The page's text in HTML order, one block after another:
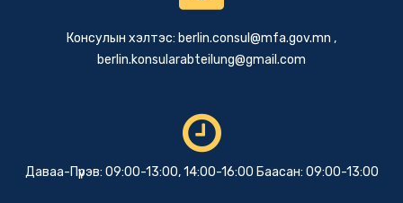
Консулын хэлтэс: berlin.consul@mfa.gov.mn ,
berlin.konsularabteilung@gmail.com
Даваа-Пүрэв: 09:00-13:00, 14:00-16:00 Баасан: 09:00-13:00